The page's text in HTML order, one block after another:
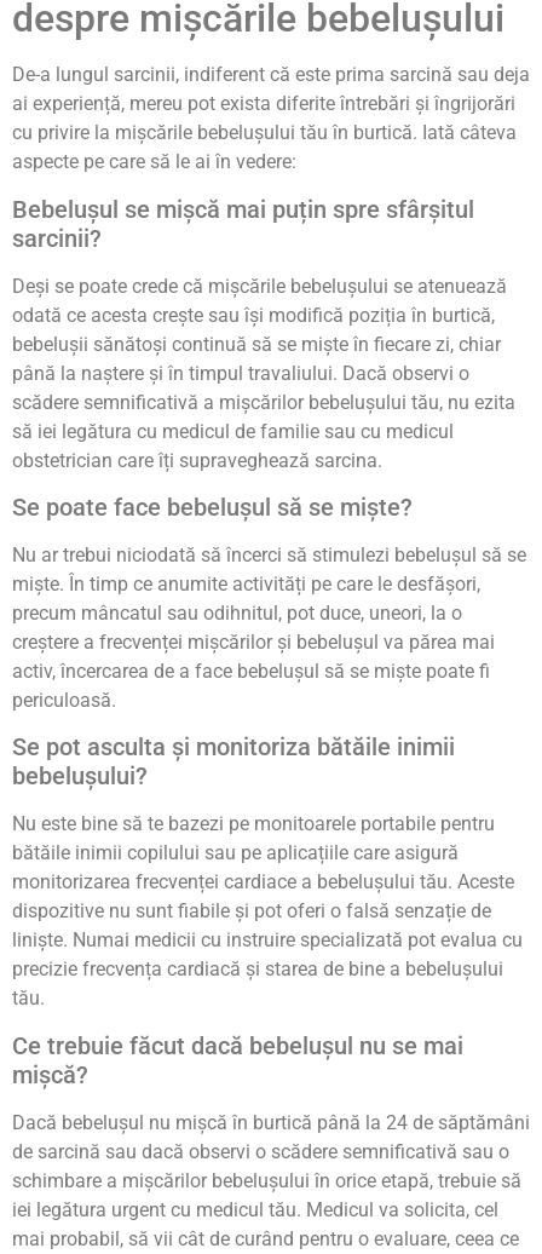
despre mișcările bebelușului
De-a lungul sarcinii, indiferent că este prima sarcină sau deja
ai experiență, mereu pot exista diferite întrebări și îngrijorări
cu privire la mișcările bebelușului tău în burtică. Iată câteva
aspecte pe care să le ai în vedere:
Bebelușul se mișcă mai puțin spre sfârșitul
sarcinii?
Deși se poate crede că mișcările bebelușului se atenuează
odată ce acesta crește sau își modifică poziția în burtică,
bebelușii sănătoși continuă să se miște în fiecare zi, chiar
până la naștere și în timpul travaliului. Dacă observi o
scădere semnificativă a mișcărilor bebelușului tău, nu ezita
să iei legătura cu medicul de familie sau cu medicul
obstetrician care îți supraveghează sarcina.
Se poate face bebelușul să se miște?
Nu ar trebui niciodată să încerci să stimulezi bebelușul să se
miște. În timp ce anumite activități pe care le desfășori,
precum mâncatul sau odihnitul, pot duce, uneori, la o
creștere a frecvenței mișcărilor și bebelușul va părea mai
activ, încercarea de a face bebelușul să se miște poate fi
periculoasă.
Se pot asculta și monitoriza bătăile inimii
bebelușului?
Nu este bine să te bazezi pe monitoarele portabile pentru
bătăile inimii copilului sau pe aplicațiile care asigură
monitorizarea frecvenței cardiace a bebelușului tău. Aceste
dispozitive nu sunt fiabile și pot oferi o falsă senzație de
liniște. Numai medicii cu instruire specializată pot evalua cu
precizie frecvența cardiacă și starea de bine a bebelușului
tău.
Ce trebuie făcut dacă bebelușul nu se mai
mișcă?
Dacă bebelușul nu mișcă în burtică până la 24 de săptămâni
de sarcină sau dacă observi o scădere semnificativă sau o
schimbare a mișcărilor bebelușului în orice etapă, trebuie să
iei legătura urgent cu medicul tău. Medicul va solicita, cel
mai probabil, să vii cât de curând pentru o evaluare, ceea ce